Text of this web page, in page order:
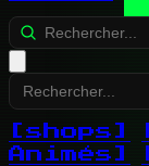
[shops]
Animés]